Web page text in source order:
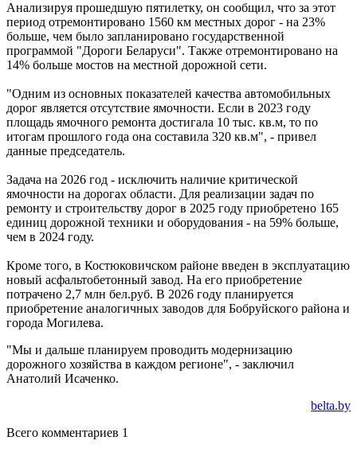
Анализируя прошедшую пятилетку, он сообщил, что за этот
период отремонтировано 1560 км местных дорог - на 23%
больше, чем было запланировано государственной
программой "Дороги Беларуси". Также отремонтировано на
14% больше мостов на местной дорожной сети.
"Одним из основных показателей качества автомобильных
дорог является отсутствие ямочности. Если в 2023 году
площадь ямочного ремонта достигала 10 тыс. кв.м, то по
итогам прошлого года она составила 320 кв.м", - привел
данные председатель.
Задача на 2026 год - исключить наличие критической
ямочности на дорогах области. Для реализации задач по
ремонту и строительству дорог в 2025 году приобретено 165
единиц дорожной техники и оборудования - на 59% больше,
чем в 2024 году.
Кроме того, в Костюковичском районе введен в эксплуатацию
новый асфальтобетонный завод. На его приобретение
потрачено 2,7 млн бел.руб. В 2026 году планируется
приобретение аналогичных заводов для Бобруйского района и
города Могилева.
"Мы и дальше планируем проводить модернизацию
дорожного хозяйства в каждом регионе", - заключил
Анатолий Исаченко.
belta.by
Всего комментариев 1